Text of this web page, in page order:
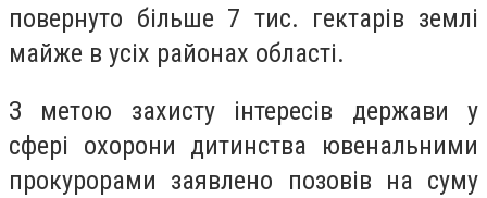
повернуто більше 7 тис. гектарів землі
майже в усіх районах області.
З метою захисту інтересів держави у
сфері охорони дитинства ювенальними
прокурорами заявлено позовів на суму